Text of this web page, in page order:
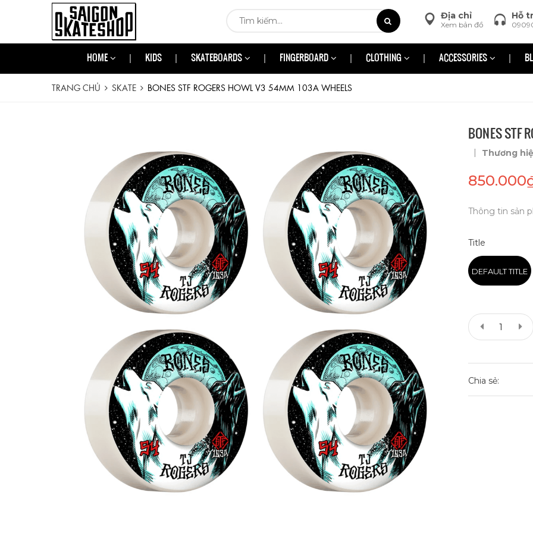
Hỗ
Địa chỉ
Xem bản đồ
HOME KIDS SKATEBOARDS FINGERBOARD CLOTHING ACCESSORIES
TRANG CHỦ SKATE BONES STF ROGERS HOWL V3 54MM 103A WHEELS
BONES STF
| Thương
Thông tin sản
Title
DEFAULT TITLE
Chia sẻ: